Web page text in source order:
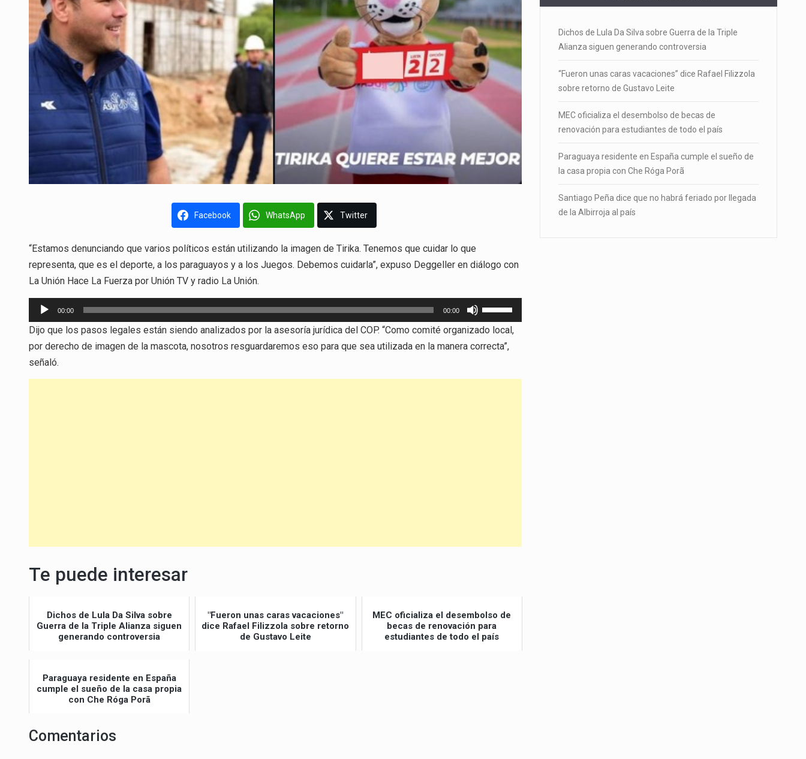
Facebook WhatsApp Twitter
“Estamos denunciando que varios políticos están utilizando la imagen de Tirika. Tenemos que cuidar lo que
representa, que es el deporte, a los paraguayos y a los Juegos. Debemos cuidarla”, expuso Deggeller en diálogo con
La Unión Hace La Fuerza por Unión TV y radio La Unión.
Reproductor
de
audio
00:00 00:00
las
teclas
de
Dijo que los pasos legales están siendo analizados por la asesoría jurídica del COP. “Como comité organizado local,
por derecho de imagen de la mascota, nosotros resguardaremos eso para que sea utilizada en la manera correcta”,
señaló.
Te puede interesar
Dichos de Lula Da Silva sobre
Guerra de la Triple Alianza siguen
generando controversia
"Fueron unas caras vacaciones"
dice Rafael Filizzola sobre retorno
de Gustavo Leite
MEC oficializa el desembolso de
becas de renovación para
estudiantes de todo el país
Paraguaya residente en España
cumple el sueño de la casa propia
con Che Róga Porã
Comentarios
Dichos de Lula Da Silva sobre Guerra de la Triple
Alianza siguen generando controversia
“Fueron unas caras vacaciones” dice Rafael Filizzola
sobre retorno de Gustavo Leite
MEC oficializa el desembolso de becas de
renovación para estudiantes de todo el país
Paraguaya residente en España cumple el sueño de
la casa propia con Che Róga Porã
Santiago Peña dice que no habrá feriado por llegada
de la Albirroja al país